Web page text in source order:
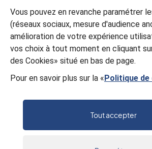
L’appli Versailles
Télécharger
© Mairie de Versailles
Politique
Mentions
Vous pouvez en revanche paramétrer
(réseaux sociaux, mesure d'audience
amélioration de votre expérience
vos choix à tout moment en cliquant
des Cookies» situé en bas de page.
Pour en savoir plus sur la «Politique
Tout accepter